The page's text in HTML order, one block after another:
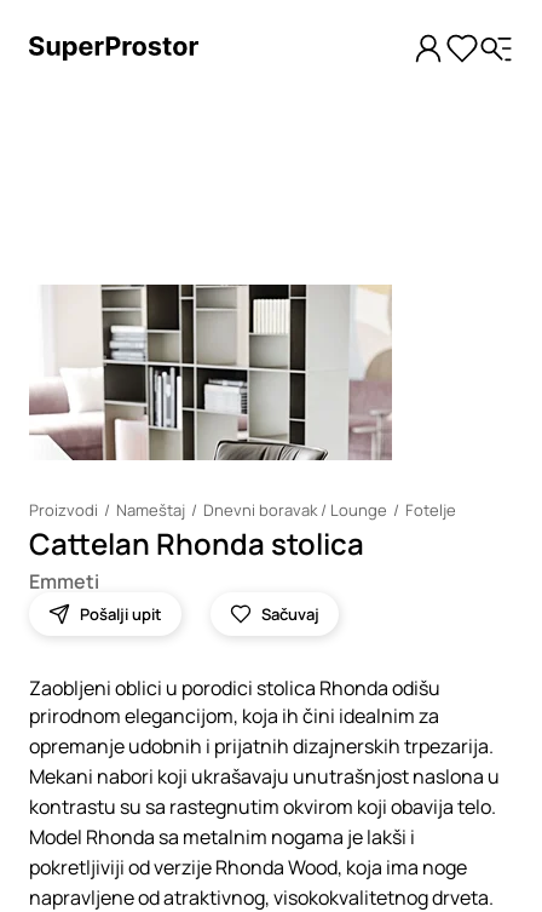
Proizvodi Nameštaj Dnevni boravak / Lounge Fotelje
Cattelan Rhonda stolica
Emmeti
Pošalji upit Sačuvaj
Zaobljeni oblici u porodici stolica Rhonda odišu
prirodnom elegancijom, koja ih čini idealnim za
opremanje udobnih i prijatnih dizajnerskih trpezarija.
Mekani nabori koji ukrašavaju unutrašnjost naslona u
kontrastu su sa rastegnutim okvirom koji obavija telo.
Model Rhonda sa metalnim nogama je lakši i
pokretljiviji od verzije Rhonda Wood, koja ima noge
napravljene od atraktivnog, visokokvalitetnog drveta.